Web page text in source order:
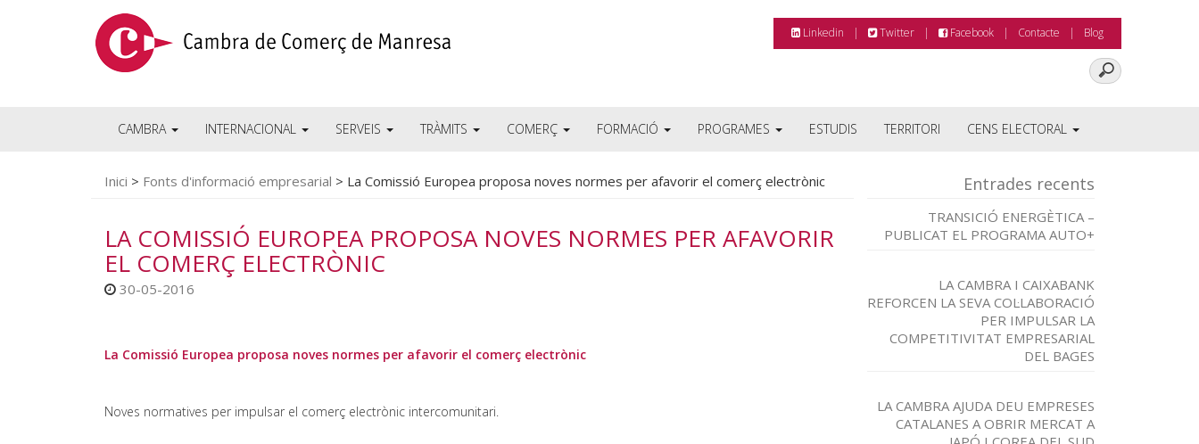
Linkedin Twitter Facebook Contacte Blog
CAMBRA INTERNACIONAL SERVEIS TRÀMITS COMERÇ FORMACIÓ PROGRAMES ESTUDIS TERRITORI CENS ELECTORAL
Inici > Fonts d'informació empresarial > La Comissió Europea proposa noves normes per afavorir el comerç electrònic
LA COMISSIÓ EUROPEA PROPOSA NOVES NORMES PER AFAVORIR
EL COMERÇ ELECTRÒNIC
30-05-2016
La Comissió Europea proposa noves normes per afavorir el comerç electrònic
Noves normatives per impulsar el comerç electrònic intercomunitari.
Entrades recents
TRANSICIÓ ENERGÈTICA –
PUBLICAT EL PROGRAMA AUTO+
LA CAMBRA I CAIXABANK
REFORCEN LA SEVA COL·LABORACIÓ
PER IMPULSAR LA
COMPETITIVITAT EMPRESARIAL
DEL BAGES
LA CAMBRA AJUDA DEU EMPRESES
CATALANES A OBRIR MERCAT A